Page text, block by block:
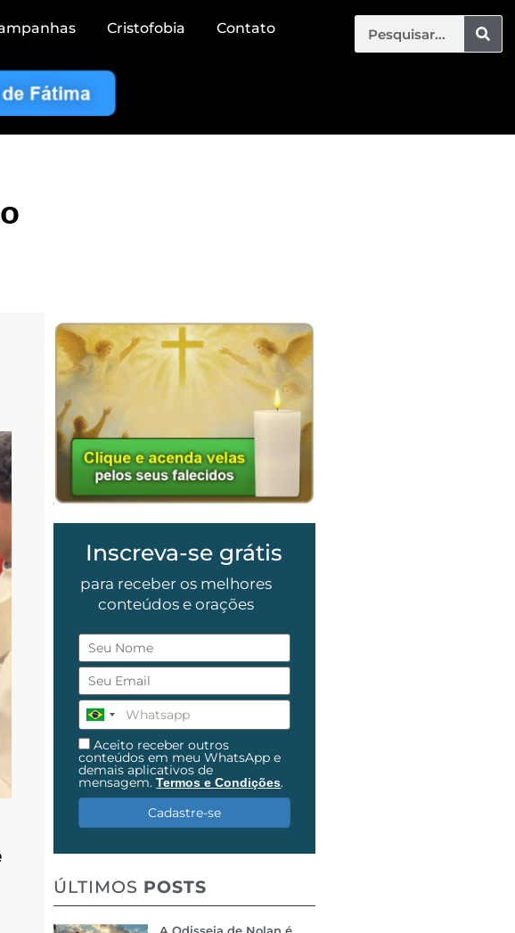
Cristofobia Contato
Inscreva-se grátis
para receber os melhores
conteúdos e orações
Aceito receber outros
conteúdos em meu WhatsApp e
demais aplicativos de
mensagem.Termos e Condições.
Cadastre-se
ÚLTIMOS POSTS
A Odisseia de Nolan é